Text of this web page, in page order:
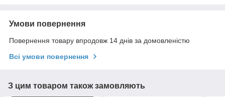
Умови повернення
Повернення товару впродовж 14 днів за домовленістю
Всі умови повернення
З цим товаром також замовляють